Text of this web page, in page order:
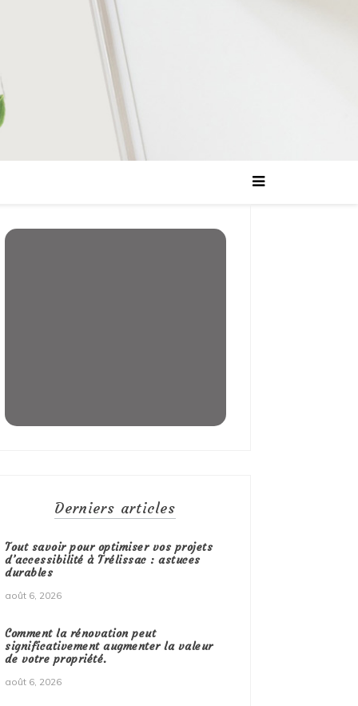
Derniers articles
Tout savoir pour optimiser vos projets
d’accessibilité à Trélissac : astuces
durables
août 6, 2026
Comment la rénovation peut
significativement augmenter la valeur
de votre propriété.
août 6, 2026